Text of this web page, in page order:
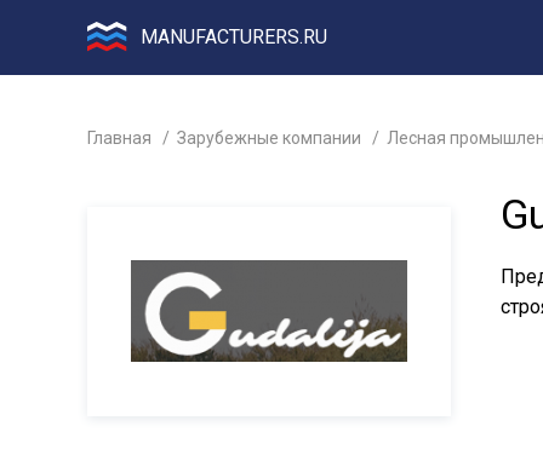
MANUFACTURERS.RU
Главная Зарубежные компании Лесная